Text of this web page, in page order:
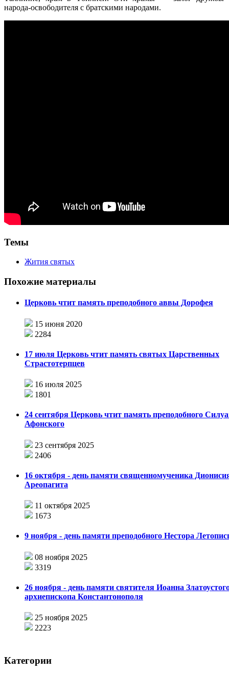
народа-освободителя с братскими народами.
Темы
Жития святых
Похожие материалы
Церковь чтит память преподобного аввы Дорофея
15 июня 2020
2284
17 июля Церковь чтит память святых Царственных
Страстотерпцев
16 июля 2025
1801
24 сентября Церковь чтит память преподобного
Афонского
23 сентября 2025
2406
16 октября - день памяти священномученика
Ареопагита
11 октября 2025
1673
9 ноября - день памяти преподобного Нестора
08 ноября 2025
3319
26 ноября - день памяти святителя Иоанна
архиепископа Константонополя
25 ноября 2025
2223
Категории